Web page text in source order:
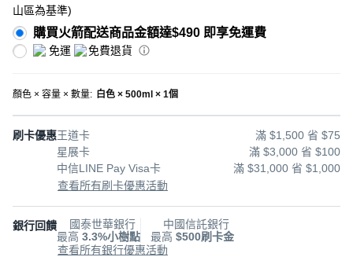
山區為基準)
購買火箭配送商品金額達$490 即享免運費
免運 免費退貨
顏色 × 容量 × 數量: 白色 × 500ml × 1個
刷卡優惠王道卡
滿 $1,500 省 $75
星展卡
滿 $3,000 省 $100
中信LINE Pay Visa卡
滿 $31,000 省 $1,000
查看所有刷卡優惠活動
銀行回饋
國泰世華銀行
最高 3.3%小樹點
中國信託銀行
最高 $500刷卡金
查看所有銀行優惠活動